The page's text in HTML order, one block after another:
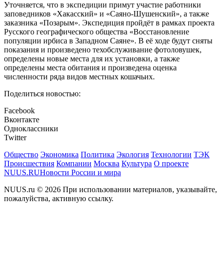
Уточняется, что в экспедиции примут участие работники
заповедников «Хакасский» и «Саяно-Шушенский», а также
заказника «Позарым». Экспедиция пройдёт в рамках проекта
Русского географического общества «Восстановление
популяции ирбиса в Западном Саяне». В её ходе будут сняты
показания и произведено техобслуживание фотоловушек,
определены новые места для их установки, а также
определены места обитания и произведена оценка
численности ряда видов местных кошачьих.
Поделиться новостью:
Facebook
Вконтакте
Одноклассники
Twitter
Общество Экономика Политика Экология Технологии ТЭК
Происшествия Компании Москва Культура О проекте
NUUS.RUНовости России и мира
NUUS.ru © 2026 При использовании материалов, указывайте,
пожалуйства, активную ссылку.